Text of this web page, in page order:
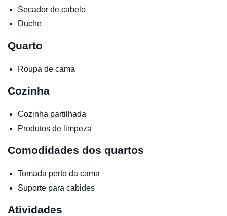
Secador de cabelo
Duche
Quarto
Roupa de cama
Cozinha
Cozinha partilhada
Produtos de limpeza
Comodidades dos quartos
Tomada perto da cama
Suporte para cabides
Atividades